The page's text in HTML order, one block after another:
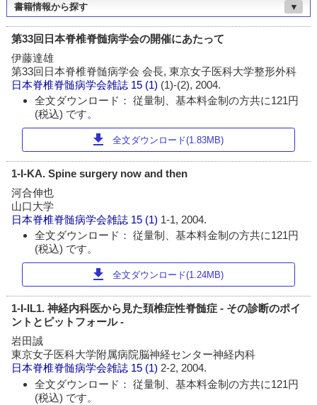
書籍情報から探す ▼
第33回日本脊椎脊髄病学会の開催にあたって
伊藤達雄
第33回日本脊椎脊髄病学会 会長, 東京女子医科大学整形外科
日本脊椎脊髄病学会雑誌 15 (1) (1)-(2), 2004.
全文ダウンロード： 従量制、基本料金制の方共に121円
(税込) です。
download 全文ダウンロード(1.83MB)
1-I-KA. Spine surgery now and then
河合伸也
山口大学
日本脊椎脊髄病学会雑誌 15 (1) 1-1, 2004.
全文ダウンロード： 従量制、基本料金制の方共に121円
(税込) です。
download 全文ダウンロード(1.24MB)
1-I-IL1. 神経内科医から見た頚椎症性脊髄症 - その診断のポイ
ントとピットフォール -
岩田誠
東京女子医科大学附属病院脳神経センター神経内科
日本脊椎脊髄病学会雑誌 15 (1) 2-2, 2004.
全文ダウンロード： 従量制、基本料金制の方共に121円
(税込) です。